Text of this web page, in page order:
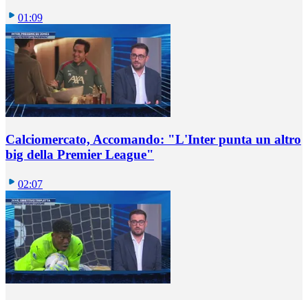
01:09
Calciomercato, Accomando: "L'Inter punta un altro
big della Premier League"
02:07